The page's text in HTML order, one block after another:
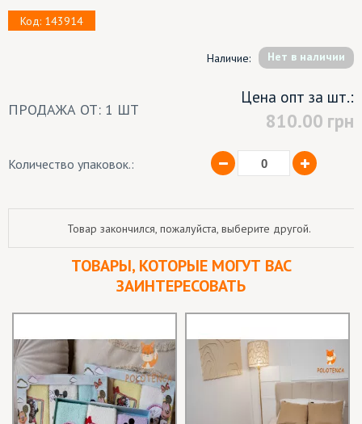
Код: 143914
Наличие: Hет в наличии
ПРОДАЖА ОТ: 1 ШТ
Цена опт за шт.:
810.00 грн
Количество упаковок.:
Товар закончился, пожалуйста, выберите другой.
ТОВАРЫ, КОТОРЫЕ МОГУТ ВАС
ЗАИНТЕРЕСОВАТЬ